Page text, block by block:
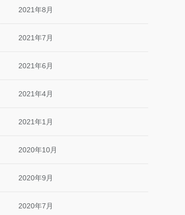
2021年8月
2021年7月
2021年6月
2021年4月
2021年1月
2020年10月
2020年9月
2020年7月